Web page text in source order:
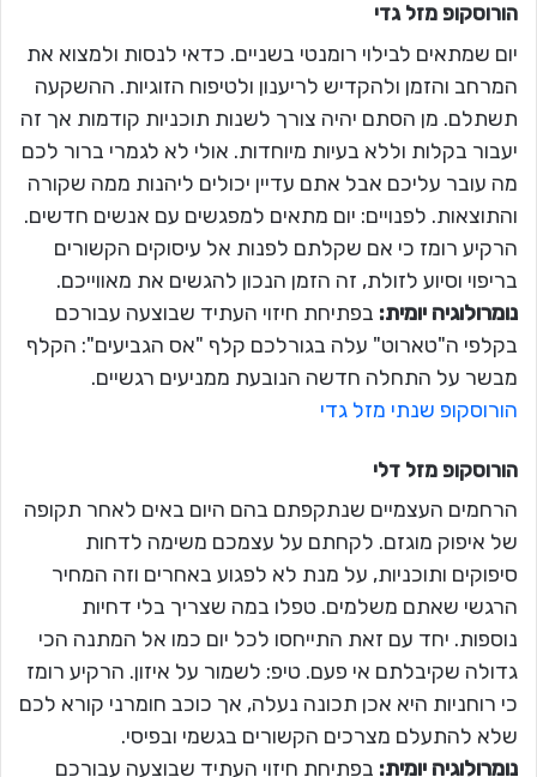
הורוסקופ מזל גדי
יום שמתאים לבילוי רומנטי בשניים. כדאי לנסות ולמצוא את
המרחב והזמן ולהקדיש לריענון ולטיפוח הזוגיות. ההשקעה
תשתלם. מן הסתם יהיה צורך לשנות תוכניות קודמות אך זה
יעבור בקלות וללא בעיות מיוחדות. אולי לא לגמרי ברור לכם
מה עובר עליכם אבל אתם עדיין יכולים ליהנות ממה שקורה
והתוצאות. לפנויים: יום מתאים למפגשים עם אנשים חדשים.
הרקיע רומז כי אם שקלתם לפנות אל עיסוקים הקשורים
בריפוי וסיוע לזולת, זה הזמן הנכון להגשים את מאווייכם.
נומרולוגיה יומית: בפתיחת חיזוי העתיד שבוצעה עבורכם
בקלפי ה"טארוט" עלה בגורלכם קלף "אס הגביעים": הקלף
מבשר על התחלה חדשה הנובעת ממניעים רגשיים.
הורוסקופ שנתי מזל גדי
הורוסקופ מזל דלי
הרחמים העצמיים שנתקפתם בהם היום באים לאחר תקופה
של איפוק מוגזם. לקחתם על עצמכם משימה לדחות
סיפוקים ותוכניות, על מנת לא לפגוע באחרים וזה המחיר
הרגשי שאתם משלמים. טפלו במה שצריך בלי דחיות
נוספות. יחד עם זאת התייחסו לכל יום כמו אל המתנה הכי
גדולה שקיבלתם אי פעם. טיפ: לשמור על איזון. הרקיע רומז
כי רוחניות היא אכן תכונה נעלה, אך כוכב חומרני קורא לכם
שלא להתעלם מצרכים הקשורים בגשמי ובפיסי.
נומרולוגיה יומית: בפתיחת חיזוי העתיד שבוצעה עבורכם